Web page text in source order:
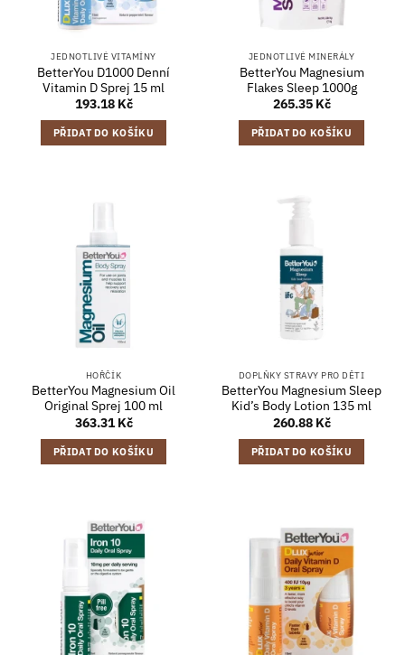
JEDNOTLIVÉ VITAMÍNY
BetterYou D1000 Denní
Vitamin D Sprej 15 ml
193.18 Kč
PŘIDAT DO KOŠÍKU
JEDNOTLIVÉ MINERÁLY
BetterYou Magnesium
Flakes Sleep 1000g
265.35 Kč
PŘIDAT DO KOŠÍKU
HOŘČÍK
BetterYou Magnesium Oil
Original Sprej 100 ml
363.31Kč
PŘIDAT DO KOŠÍKU
DOPLŇKY STRAVY PRO DĚTI
BetterYou Magnesium Sleep
Kid’s Body Lotion 135 ml
260.88 Kč
PŘIDAT DO KOŠÍKU